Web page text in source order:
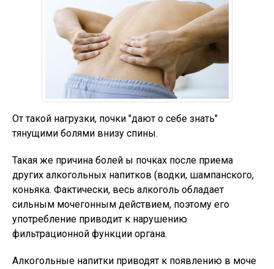
От такой нагрузки, почки "дают о себе знать"
тянущими болями внизу спины.
Такая же причина болей ы почках после приема
других алкогольных напитков (водки, шампанского,
коньяка. Фактически, весь алкоголь обладает
сильным мочегонным действием, поэтому его
употребление приводит к нарушению
фильтрационной функции органа.
Алкогольные напитки приводят к появлению в моче